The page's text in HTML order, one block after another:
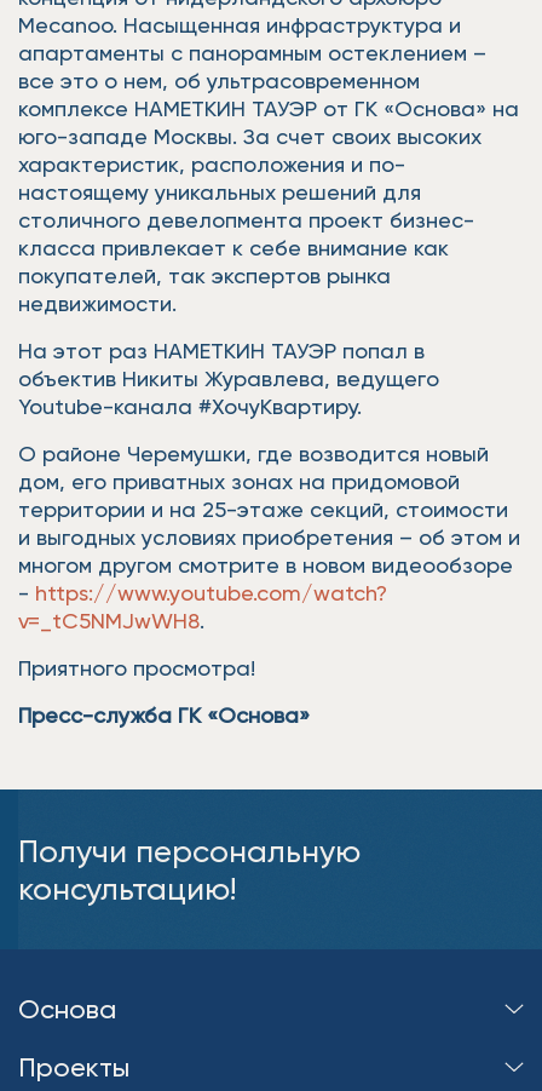
Mecanoo. Насыщенная инфраструктура и
апартаменты с панорамным остеклением –
все это о нем, об ультрасовременном
комплексе НАМЕТКИН ТАУЭР от ГК «Основа» на
юго-западе Москвы. За счет своих высоких
характеристик, расположения и по-
настоящему уникальных решений для
столичного девелопмента проект бизнес-
класса привлекает к себе внимание как
покупателей, так экспертов рынка
недвижимости.
На этот раз НАМЕТКИН ТАУЭР попал в
объектив Никиты Журавлева, ведущего
Youtube-канала #ХочуКвартиру.
О районе Черемушки, где возводится новый
дом, его приватных зонах на придомовой
территории и на 25-этаже секций, стоимости
и выгодных условиях приобретения – об этом и
многом другом смотрите в новом видеообзоре
- https://www.youtube.com/watch?
v=_tC5NMJwWH8.
Приятного просмотра!
Пресс-служба ГК «Основа»
Получи персональную
консультацию!
Основа
Проекты